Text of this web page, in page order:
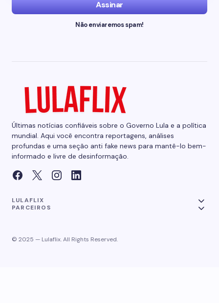
Assinar
Não enviaremos spam!
Últimas notícias confiáveis sobre o Governo Lula e a política
mundial. Aqui você encontra reportagens, análises
profundas e uma seção anti fake news para mantê-lo bem-
informado e livre de desinformação.
LULAFLIX
PARCEIROS
© 2025 — Lulaflix. All Rights Reserved.